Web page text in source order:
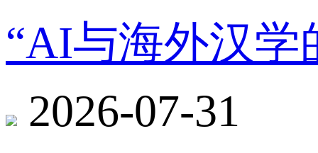
“AI与海外汉学
2026-07-31